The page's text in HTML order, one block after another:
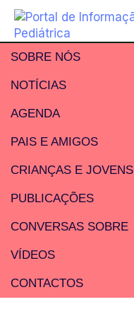
SOBRE NÓS
NOTÍCIAS
AGENDA
PAIS E AMIGOS
CRIANÇAS E JOVENS
PUBLICAÇÕES
CONVERSAS SOBRE
VÍDEOS
CONTACTOS